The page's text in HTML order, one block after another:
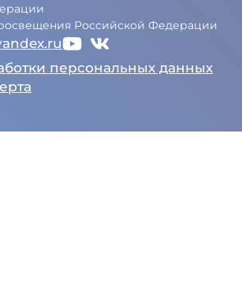
Российской Федерации
персональных данных